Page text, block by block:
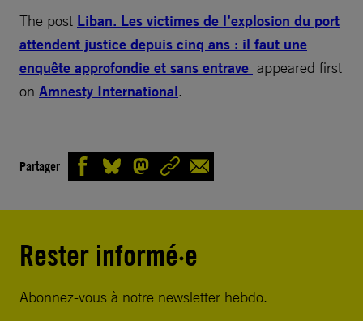
The post Liban. Les victimes de l’explosion du port
attendent justice depuis cinq ans : il faut une
enquête approfondie et sans entrave appeared first
on Amnesty International.
Partager
Rester informé·e
Abonnez-vous à notre newsletter hebdo.